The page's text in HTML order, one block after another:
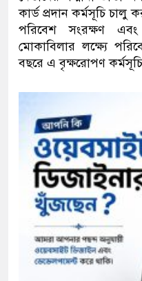
কার্ড প্রদান কর্মসূচি চালু
পরিবেশ সংরক্ষণ
মোকাবিলার লক্ষ্যে
বছরে এ বৃক্ষরোপণ কর্মসূচি